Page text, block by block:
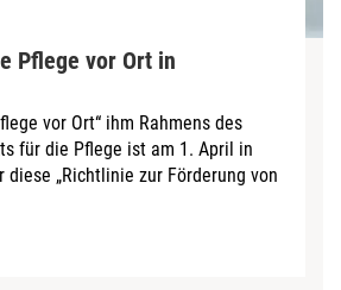
Pflege vor Ort in
vor Ort“ ihm Rahmens des
für die Pflege ist am 1. April in
diese „Richtlinie zur Förderung von